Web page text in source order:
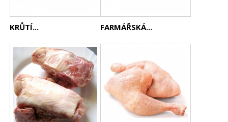
KRŮTÍ... FARMÁŘSKÁ...